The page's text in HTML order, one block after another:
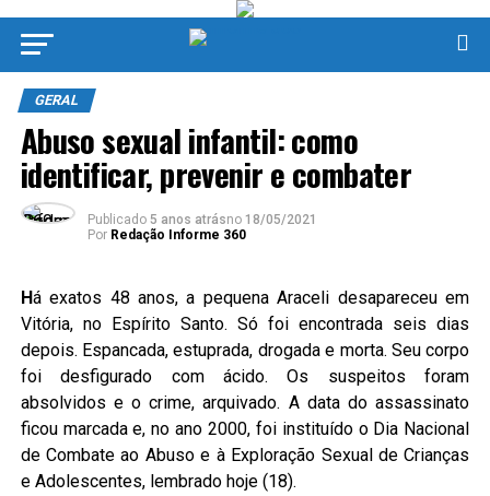
GERAL
Abuso sexual infantil: como
identificar, prevenir e combater
Publicado 5 anos atrásno 18/05/2021
Por Redação Informe 360
Há exatos 48 anos, a pequena Araceli desapareceu em
Vitória, no Espírito Santo. Só foi encontrada seis dias
depois. Espancada, estuprada, drogada e morta. Seu corpo
foi desfigurado com ácido. Os suspeitos foram
absolvidos e o crime, arquivado. A data do assassinato
ficou marcada e, no ano 2000, foi instituído o Dia Nacional
de Combate ao Abuso e à Exploração Sexual de Crianças
e Adolescentes, lembrado hoje (18).